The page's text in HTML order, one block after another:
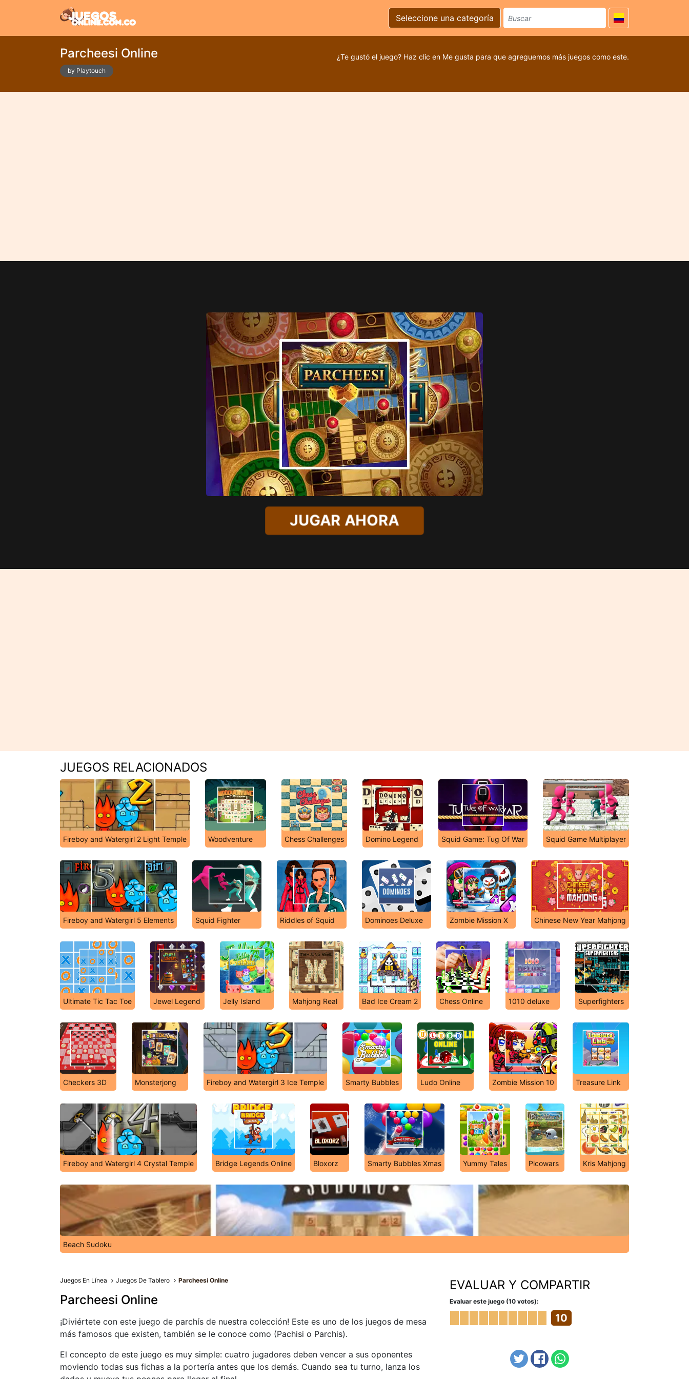
Seleccione una categoría
Parcheesi Online
by Playtouch
¿Te gustó el juego? Haz clic en Me gusta para que agreguemos más juegos como este.
JUGAR AHORA
JUEGOS RELACIONADOS
Fireboy and Watergirl 2 Light Temple Woodventure Chess Challenges Domino Legend Squid Game: Tug Of War Squid Game Multiplayer
Fireboy and Watergirl 5 Elements Squid Fighter Riddles of Squid Dominoes Deluxe Zombie Mission X Chinese New Year Mahjong
Ultimate Tic Tac Toe Jewel Legend Jelly Island Mahjong Real Bad Ice Cream 2 Chess Online 1010 deluxe Superfighters
Checkers 3D Monsterjong Fireboy and Watergirl 3 Ice Temple Smarty Bubbles Ludo Online Zombie Mission 10 Treasure Link
Fireboy and Watergirl 4 Crystal Temple Bridge Legends Online Bloxorz Smarty Bubbles Xmas Yummy Tales Picowars Kris Mahjong
Beach Sudoku
Juegos En Línea Juegos De Tablero Parcheesi Online
Parcheesi Online
¡Diviértete con este juego de parchís de nuestra colección! Este es uno de los juegos de mesa
más famosos que existen, también se le conoce como (Pachisi o Parchis).
El concepto de este juego es muy simple: cuatro jugadores deben vencer a sus oponentes
moviendo todas sus fichas a la portería antes que los demás. Cuando sea tu turno, lanza los
EVALUAR Y COMPARTIR
Evaluar este juego (10 votos):
10